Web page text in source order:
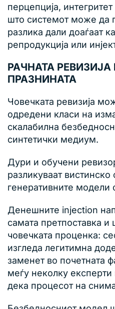
перцепција,
што системот може да
разлика дали доаѓаат
репродукција или
РАЧНАТА РЕВИЗИЈА
ПРАЗНИНАТА
Човечката ревизија
одредени класи на
скалабилна
синтетички медиум.
Дури и обучени
разликуваат
генеративните модели
Денешните injection
самата претпоставка и
човечката проценка:
изгледа легитимна
заменет во почетната
меѓу неколку
дека процесот на